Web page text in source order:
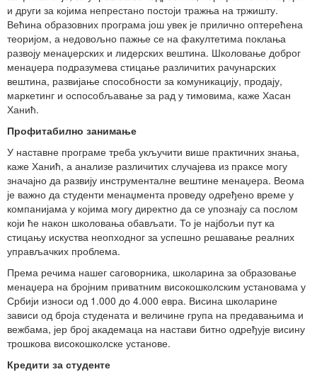
и други за којима непрестано постоји тражња на тржишту.
Већина образовних програма још увек је прилично оптерећена
теоријом, а недовољно пажње се на факултетима поклања
развоју менаџерских и лидерских вештина. Школовање доброг
менаџера подразумева стицање различитих рачунарских
вештина, развијање способности за комуникацију, продају,
маркетинг и оспособљавање за рад у тимовима, каже Хасан
Ханић.
Профитабилно занимање
У наставне програме треба укључити више практичних знања,
каже Ханић, а анализе различитих случајева из праксе могу
значајно да развију инструменталне вештине менаџера. Веома
је важно да студенти менаџмента проведу одређено време у
компанијама у којима могу директно да се упознају са послом
који ће након школовања обављати. То је најбољи пут ка
стицању искуства неопходног за успешно решавање реалних
управљачких проблема.
Према речима нашег саговорника, школарина за образовање
менаџера на бројним приватним високошколским установама у
Србији износи од 1.000 до 4.000 евра. Висина школарине
зависи од броја студената и величине група на предавањима и
вежбама, јер број академаца на настави битно одређује висину
трошкова високошколске установе.
Кредити за студенте